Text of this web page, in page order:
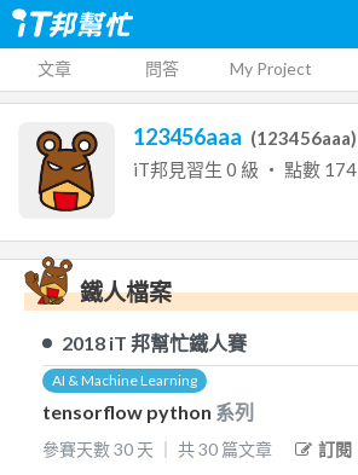
文章 問答 My Project
123456aaa (123456aaa)
iT邦見習生 0 級 ‧ 點數 174
鐵人檔案
2018 iT 邦幫忙鐵人賽
AI & Machine Learning
tensorflow python 系列
參賽天數30 天 共30 篇文章 訂閱